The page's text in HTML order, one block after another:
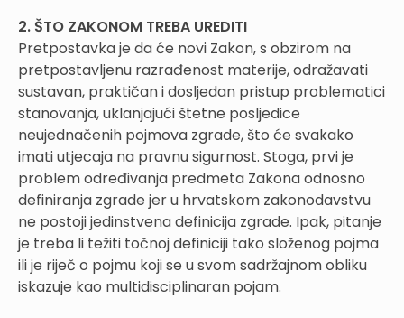
2. ŠTO ZAKONOM TREBA UREDITI
Pretpostavka je da će novi Zakon, s obzirom na
pretpostavljenu razrađenost materije, odražavati
sustavan, praktičan i dosljedan pristup problematici
stanovanja, uklanjajući štetne posljedice
neujednačenih pojmova zgrade, što će svakako
imati utjecaja na pravnu sigurnost. Stoga, prvi je
problem određivanja predmeta Zakona odnosno
definiranja zgrade jer u hrvatskom zakonodavstvu
ne postoji jedinstvena definicija zgrade. Ipak, pitanje
je treba li težiti točnoj definiciji tako složenog pojma
ili je riječ o pojmu koji se u svom sadržajnom obliku
iskazuje kao multidisciplinaran pojam.